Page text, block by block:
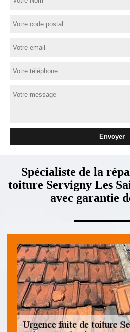
Spécialiste de la
toiture Servigny Les
avec garantie